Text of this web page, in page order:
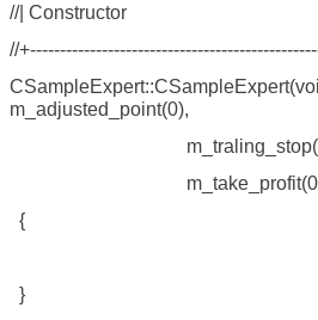
//|
//
m_adjusted_point(0),
{
}